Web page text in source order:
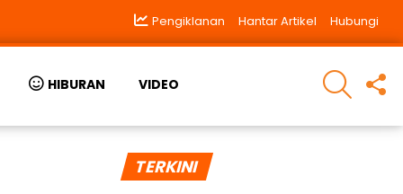
Pengiklanan Hantar Artikel Hubungi
HIBURAN VIDEO
SEARCH
TERKINI